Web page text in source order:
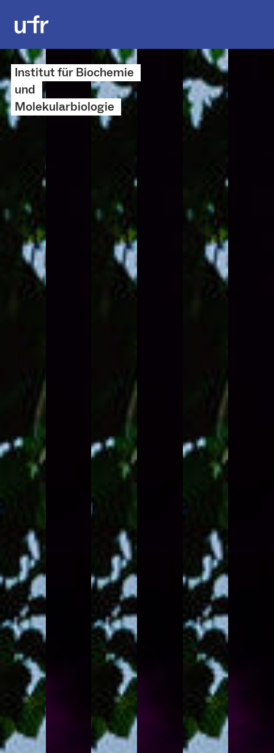
Institut für Biochemie
und
Molekularbiologie